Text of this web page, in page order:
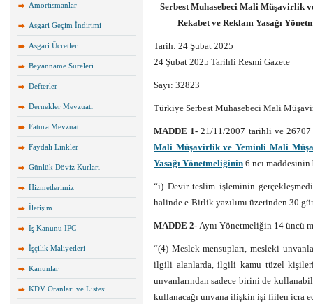
Amortismanlar
Asgari Geçim İndirimi
Asgari Ücretler
Beyanname Süreleri
Defterler
Dernekler Mevzuatı
Fatura Mevzuatı
Faydalı Linkler
Günlük Döviz Kurları
Hizmetlerimiz
İletişim
İş Kanunu IPC
İşçilik Maliyetleri
Kanunlar
KDV Oranları ve Listesi
Serbest Muhasebeci Mali Müşavirlik
Rekabet ve Reklam Yasağı
Tarih: 24 Şubat 2025
24 Şubat 2025 Tarihli Resmi Gazete
Sayı: 32823
Türkiye Serbest Muhasebeci Mali
MADDE 1-21/11/2007 tarihli ve 26707
Mali Müşavirlik ve Yeminli Mali
Yasağı Yönetmeliğinin 6 ncı
“i) Devir teslim işleminin
halinde e-Birlik yazılımı üzerinden 30
MADDE 2- Aynı Yönetmeliğin 14 üncü
“(4) Meslek mensupları, mesleki
ilgili alanlarda, ilgili kamu tüzel
unvanlarından sadece birini de
kullanacağı unvana ilişkin işi fiilen icra